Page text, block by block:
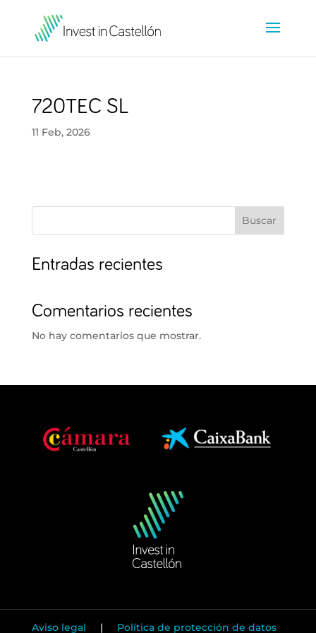
720TEC SL
11 Feb, 2026
Buscar
Entradas recientes
Comentarios recientes
No hay comentarios que mostrar.
Aviso legal | Política de protección de datos